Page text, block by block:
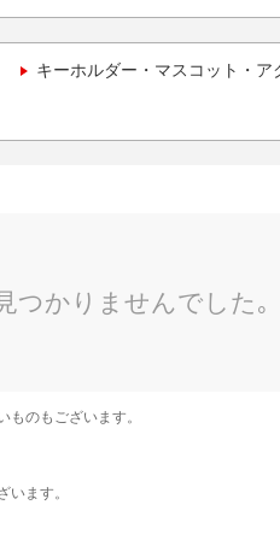
キーホルダー・マスコット・ア